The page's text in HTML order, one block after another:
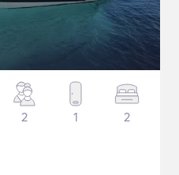
2 1 2